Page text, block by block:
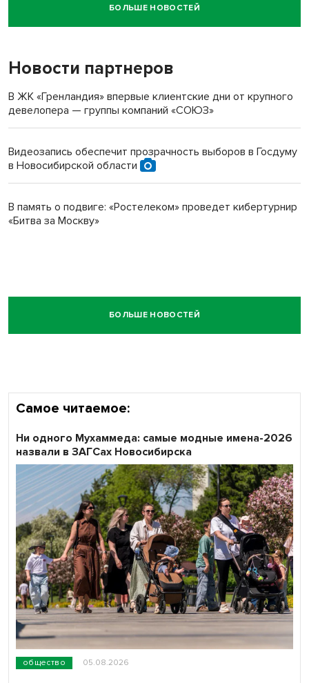
Новосибирский суд наказал водителя за смерть
пенсионерки на вокзале
БОЛЬШЕ НОВОСТЕЙ
Новости партнеров
В ЖК «Гренландия» впервые клиентские дни от крупного
девелопера — группы компаний «СОЮЗ»
Видеозапись обеспечит прозрачность выборов в Госдуму
в Новосибирской области
В память о подвиге: «Ростелеком» проведет кибертурнир
«Битва за Москву»
БОЛЬШЕ НОВОСТЕЙ
Самое читаемое:
общество 05.08.2026
Ни одного Мухаммеда: самые модные имена-2026
назвали в ЗАГСах Новосибирска